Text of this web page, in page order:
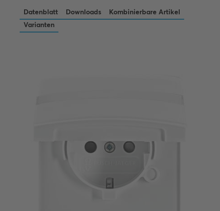
Datenblatt Downloads
Kombinierbare Artikel
Varianten